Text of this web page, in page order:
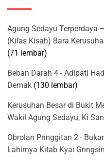
Agung Sedayu Terperdaya
(Kilas Kisah) Bara
(71 lembar)
Beban Darah 4 - Adipati
Demak (130 lembar)
Kerusuhan Besar di Bukit
Wakil Agung Sedayu, Ki
Obrolan Pringgitan 2 -
Lahirnya Kitab Kyai